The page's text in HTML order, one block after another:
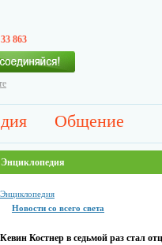
33 863
Общение
Энциклопедия
Энциклопедия
Новости со всего света
Кевин Костнер в седьмой раз стал